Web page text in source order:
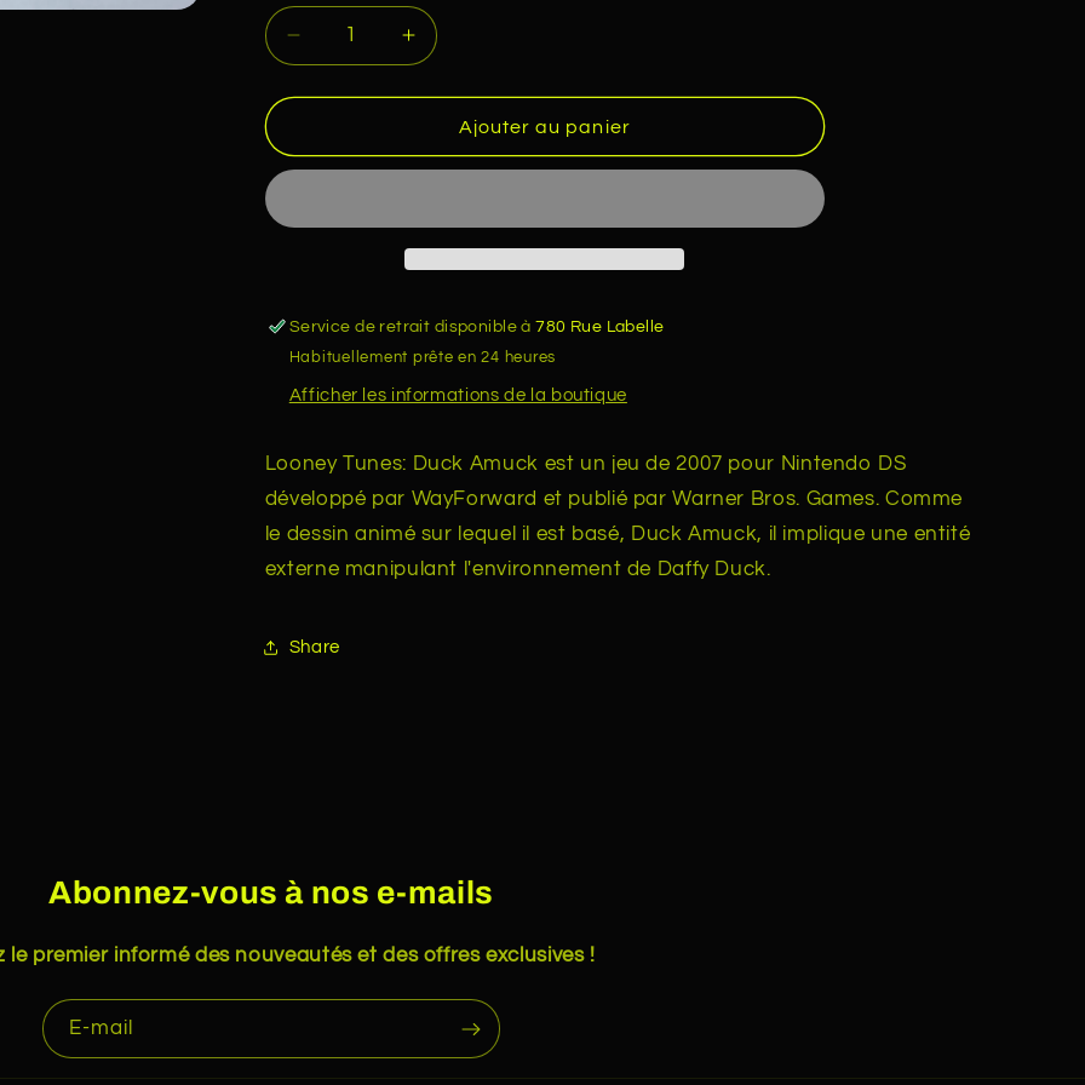
Réduire
la
quantité
Looney
Tunes
Amuck
Augmenter
la
quantité
Looney
Amuck
Ajouter au panier
Service de retrait disponible à780 Rue Labelle
Habituellement prête en 24 heures
Afficher les informations de la boutique
Looney Tunes: Duck Amuck est un jeu de 2007 pour Nintendo DS
développé par WayForward et publié par Warner Bros. Games. Comme
le dessin animé sur lequel il est basé, Duck Amuck, il implique une entité
externe manipulant l'environnement de Daffy Duck.
Share
Abonnez-vous à nos e-mails
le premier informé des nouveautés et des offres exclusives !
E-mail